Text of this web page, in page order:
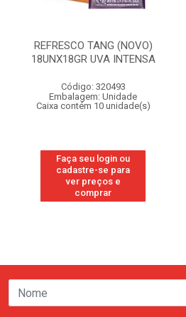
REFRESCO TANG (NOVO)
18UNX18GR UVA INTENSA
Código: 320493
Embalagem: Unidade
Caixa contém 10 unidade(s)
Faça seu login ou
cadastre-se para
ver preços e
comprar